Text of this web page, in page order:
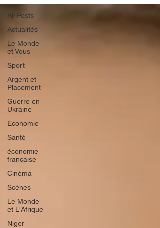
All Posts
Actualités
Le Monde
et Vous
Sport
Argent et
Placement
Guerre en
Ukraine
Economie
Santé
économie
française
Cinéma
Scènes
Le Monde
et L'Afrique
Niger